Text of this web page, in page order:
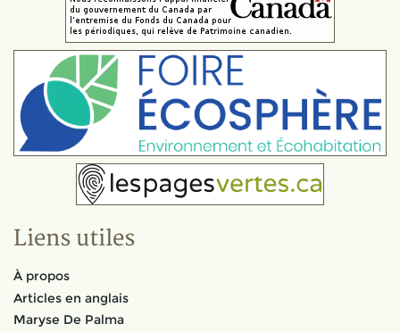
Liens utiles
À propos
Articles en anglais
Maryse De Palma